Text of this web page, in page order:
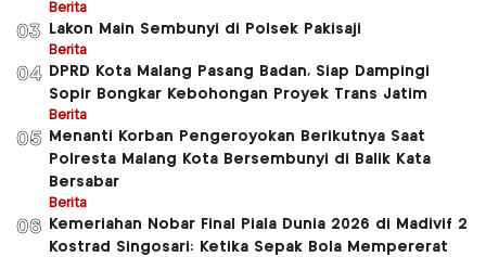
Berita
03 Lakon Main Sembunyi di Polsek Pakisaji
Berita
04
DPRD Kota Malang Pasang Badan, Siap Dampingi
Sopir Bongkar Kebohongan Proyek Trans Jatim
Berita
05
Menanti Korban Pengeroyokan Berikutnya Saat
Polresta Malang Kota Bersembunyi di Balik Kata
Bersabar
Berita
06
Kemeriahan Nobar Final Piala Dunia 2026 di Madivif 2
Kostrad Singosari: Ketika Sepak Bola Mempererat